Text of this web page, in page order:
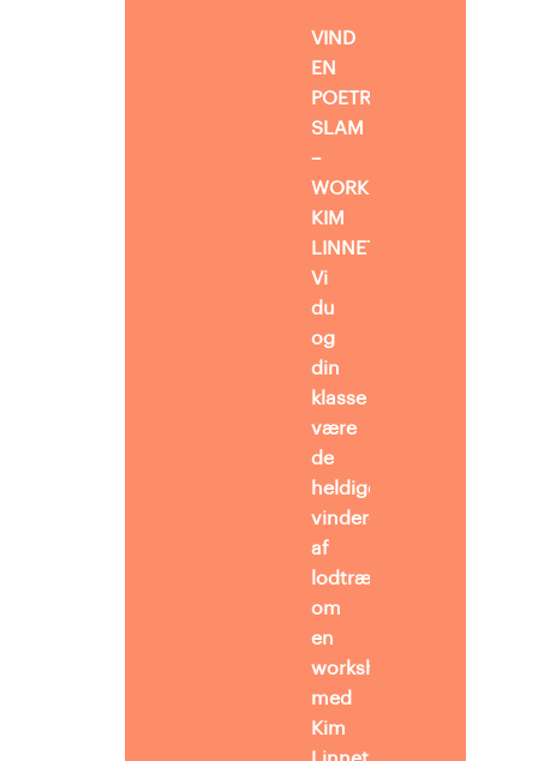
VIND
EN
POETRY
SLAM
–
WORKSHOP MED
KIM
LINNET
Vi
du
og
din
klasse
være
de
heldige
vindere
af
lodtrækningen
om
en
workshop
med
Kim